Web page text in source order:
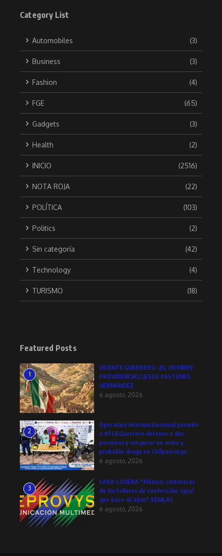
Category List
Automobiles (3)
Business (3)
Fashion (4)
FGE (65)
Gadgets (3)
Health (2)
INICIO (2516)
NOTA ROJA (22)
POLÍTICA (103)
Politics (2)
Sin categoría (42)
Technology (4)
TURISMO (18)
Featured Posts
1
VICENTE GUERRERO: ¡EL HOMBRE
PROVIDENCIAL!.JESÚS PASTENES
HERNÁNDEZ
6 agosto, 2026
2
Operativo interinstitucional permite
a #FGEGuerrero detener a dos
personas y asegurar un arma y
probable droga en Chilpancingo
6 agosto, 2026
3
SARA LOVERA *México; costureras
de los talleres de confección: igual
que hace 41 años* SEMLAC
6 agosto, 2026